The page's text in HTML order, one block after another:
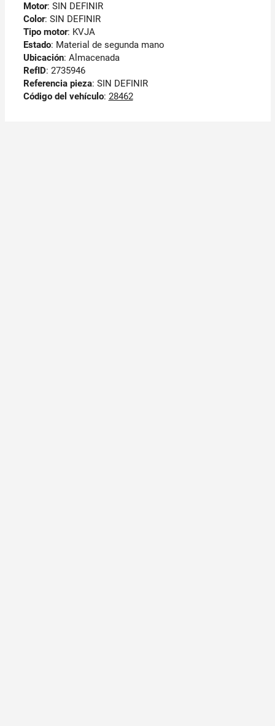
Motor: SIN DEFINIR
Color: SIN DEFINIR
Tipo motor: KVJA
Estado: Material de segunda mano
Ubicación: Almacenada
RefID: 2735946
Referencia pieza: SIN DEFINIR
Código del vehículo: 28462